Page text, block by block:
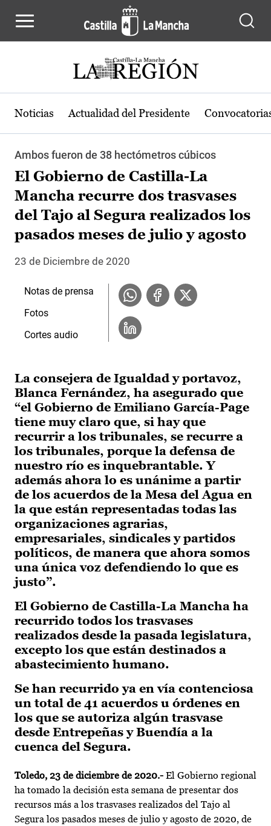
Noticias Actualidad del Presidente
Ambos fueron de 38 hectómetros cúbicos
El Gobierno de Castilla-La
Mancha recurre dos trasvases
del Tajo al Segura realizados los
pasados meses de julio y agosto
23 de Diciembre de 2020
La consejera de Igualdad y portavoz,
Blanca Fernández, ha asegurado que
“el Gobierno de Emiliano García-Page
tiene muy claro que, si hay que
recurrir a los tribunales, se recurre a
los tribunales, porque la defensa de
nuestro río es inquebrantable. Y
además ahora lo es unánime a partir
de los acuerdos de la Mesa del Agua en
la que están representadas todas las
organizaciones agrarias,
empresariales, sindicales y partidos
políticos, de manera que ahora somos
una única voz defendiendo lo que es
justo”.
El Gobierno de Castilla-La Mancha ha
recurrido todos los trasvases
realizados desde la pasada legislatura,
excepto los que están destinados a
abastecimiento humano.
Se han recurrido ya en vía contenciosa
un total de 41 acuerdos u órdenes en
los que se autoriza algún trasvase
desde Entrepeñas y Buendía a la
cuenca del Segura.
Toledo, 23 de diciembre de 2020.- El Gobierno regional
ha tomado la decisión esta semana de presentar dos
recursos más a los trasvases realizados del Tajo al
Segura los pasados meses de julio y agosto de 2020, de
Notas de prensa
Fotos
Cortes audio